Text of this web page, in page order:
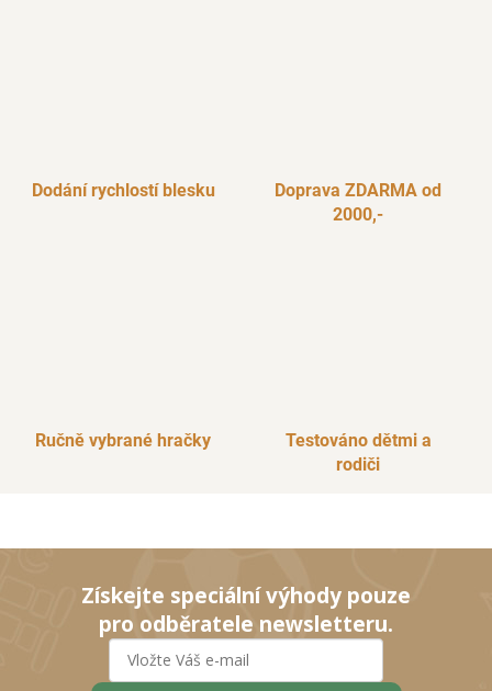
Dodání rychlostí blesku
Doprava ZDARMA od
2000,-
Ručně vybrané hračky
Testováno dětmi a
rodiči
Získejte speciální výhody pouze
pro odběratele newsletteru.